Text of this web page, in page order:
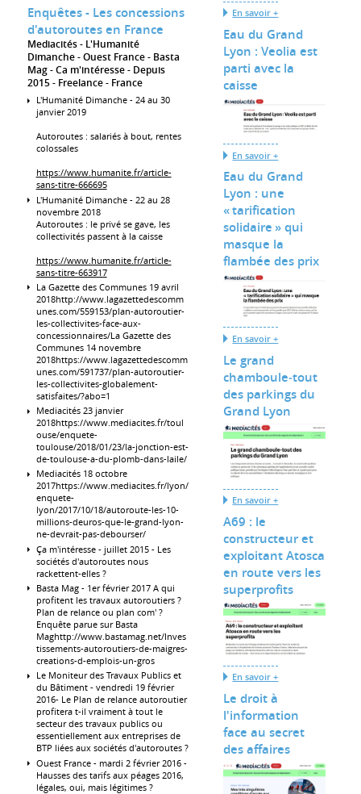
Enquêtes - Les concessions
d'autoroutes en France
Mediacités - L'Humanité
Dimanche - Ouest France - Basta
Mag - Ca m'intéresse
Depuis
2015
Freelance France
L'Humanité Dimanche - 24 au 30
janvier 2019
Autoroutes : salariés à bout, rentes
colossales
https://www.humanite.fr/article-
sans-titre-666695
L'Humanité Dimanche - 22 au 28
novembre 2018
Autoroutes : le privé se gave, les
collectivités passent à la caisse
https://www.humanite.fr/article-
sans-titre-663917
La Gazette des Communes 19 avril
2018http://www.lagazettedescomm
unes.com/559153/plan-autoroutier-
les-collectivites-face-aux-
concessionnaires/La Gazette des
Communes 14 novembre
2018https://www.lagazettedescomm
unes.com/591737/plan-autoroutier-
les-collectivites-globalement-
satisfaites/?abo=1
Mediacités 23 janvier
2018https://www.mediacites.fr/toul
ouse/enquete-
toulouse/2018/01/23/la-jonction-est-
de-toulouse-a-du-plomb-dans-laile/
Mediacités 18 octobre
2017https://www.mediacites.fr/lyon/
enquete-
lyon/2017/10/18/autoroute-les-10-
millions-deuros-que-le-grand-lyon-
ne-devrait-pas-debourser/
Ça m'intéresse - juillet 2015 - Les
sociétés d'autoroutes nous
rackettent-elles ?
Basta Mag - 1er février 2017 A qui
profitent les travaux autoroutiers ?
Plan de relance ou plan com' ?
Enquête parue sur Basta
Maghttp://www.bastamag.net/Inves
tissements-autoroutiers-de-maigres-
creations-d-emplois-un-gros
Le Moniteur des Travaux Publics et
du Bâtiment - vendredi 19 février
2016- Le Plan de relance autoroutier
profitera t-il vraiment à tout le
secteur des travaux publics ou
essentiellement aux entreprises de
BTP liées aux sociétés d'autoroutes ?
Ouest France - mardi 2 février 2016 -
Hausses des tarifs aux péages 2016,
légales, oui, mais légitimes ?
En savoir +
Eau du Grand
Lyon : Veolia est
parti avec la
caisse
En savoir +
Eau du Grand
Lyon : une
« tarification
solidaire » qui
masque la
flambée des prix
En savoir +
Le grand
chamboule‐tout
des parkings du
Grand Lyon
En savoir +
A69 : le
constructeur et
exploitant Atosca
en route vers les
superprofits
En savoir +
Le droit à
l'information
face au secret
des affaires